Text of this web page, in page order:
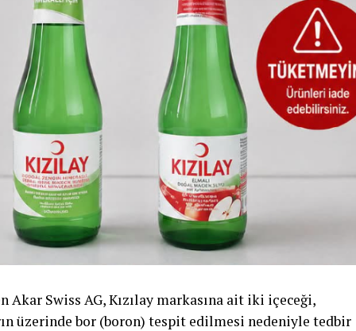
Akar Swiss AG, Kızılay markasına ait iki içeceği,
üzerinde bor (boron) tespit edilmesi nedeniyle tedbir